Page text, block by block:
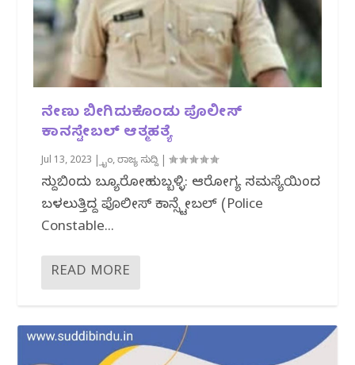
ನೇಣು ಬೀಗಿದುಕೊಂಡು ಪೊಲೀಸ್
ಕಾನಸ್ಟೇಬಲ್ ಆತ್ಮಹತ್ಯೆ
Jul 13, 2023 |ಕ್ರೈಂ,ರಾಜ್ಯ ಸುದ್ದಿ |
ಸುದ್ದಿಬಿಂದು ಬ್ಯೂರೋಹುಬ್ಬಳ್ಳಿ: ಆರೋಗ್ಯ ಸಮಸ್ಯೆಯಿಂದ
ಬಳಲುತ್ತಿದ್ದ ಪೊಲೀಸ್ ಕಾನ್ಸ್ಟೇಬಲ್ (Police
Constable...
READ MORE